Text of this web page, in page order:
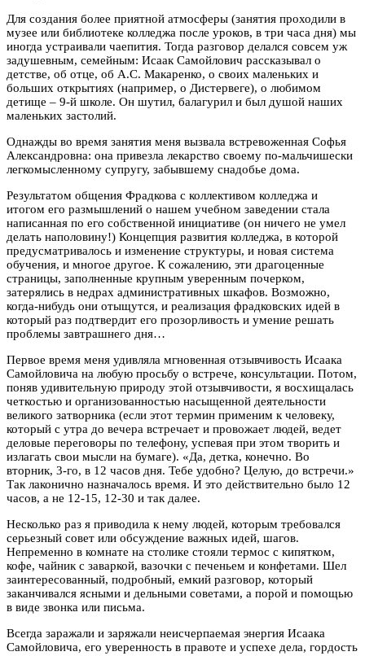
Для создания более приятной атмосферы (занятия проходили в
музее или библиотеке колледжа после уроков, в три часа дня) мы
иногда устраивали чаепития. Тогда разговор делался совсем уж
задушевным, семейным: Исаак Самойлович рассказывал о
детстве, об отце, об А.С. Макаренко, о своих маленьких и
больших открытиях (например, о Дистервеге), о любимом
детище – 9-й школе. Он шутил, балагурил и был душой наших
маленьких застолий.
Однажды во время занятия меня вызвала встревоженная Софья
Александровна: она привезла лекарство своему по-мальчишески
легкомысленному супругу, забывшему снадобье дома.
Результатом общения Фрадкова с коллективом колледжа и
итогом его размышлений о нашем учебном заведении стала
написанная по его собственной инициативе (он ничего не умел
делать наполовину!) Концепция развития колледжа, в которой
предусматривалось и изменение структуры, и новая система
обучения, и многое другое. К сожалению, эти драгоценные
страницы, заполненные крупным уверенным почерком,
затерялись в недрах административных шкафов. Возможно,
когда-нибудь они отыщутся, и реализация фрадковских идей в
который раз подтвердит его прозорливость и умение решать
проблемы завтрашнего дня…
Первое время меня удивляла мгновенная отзывчивость Исаака
Самойловича на любую просьбу о встрече, консультации. Потом,
поняв удивительную природу этой отзывчивости, я восхищалась
четкостью и организованностью насыщенной деятельности
великого затворника (если этот термин применим к человеку,
который с утра до вечера встречает и провожает людей, ведет
деловые переговоры по телефону, успевая при этом творить и
излагать свои мысли на бумаге). «Да, детка, конечно. Во
вторник, 3-го, в 12 часов дня. Тебе удобно? Целую, до встречи.»
Так лаконично назначалось время. И это действительно было 12
часов, а не 12-15, 12-30 и так далее.
Несколько раз я приводила к нему людей, которым требовался
серьезный совет или обсуждение важных идей, шагов.
Непременно в комнате на столике стояли термос с кипятком,
кофе, чайник с заваркой, вазочки с печеньем и конфетами. Шел
заинтересованный, подробный, емкий разговор, который
заканчивался ясными и дельными советами, а порой и помощью
в виде звонка или письма.
Всегда заражали и заряжали неисчерпаемая энергия Исаака
Самойловича, его уверенность в правоте и успехе дела, гордость